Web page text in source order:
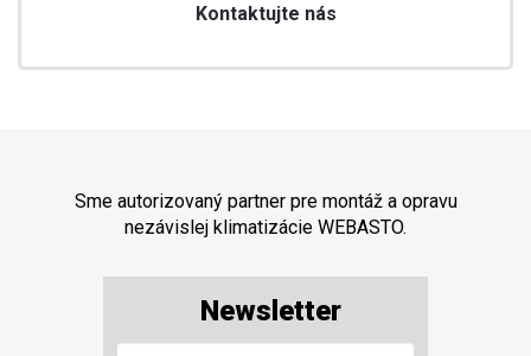
Kontaktujte nás
Sme autorizovaný partner pre montáž a opravu
nezávislej klimatizácie WEBASTO.
Newsletter